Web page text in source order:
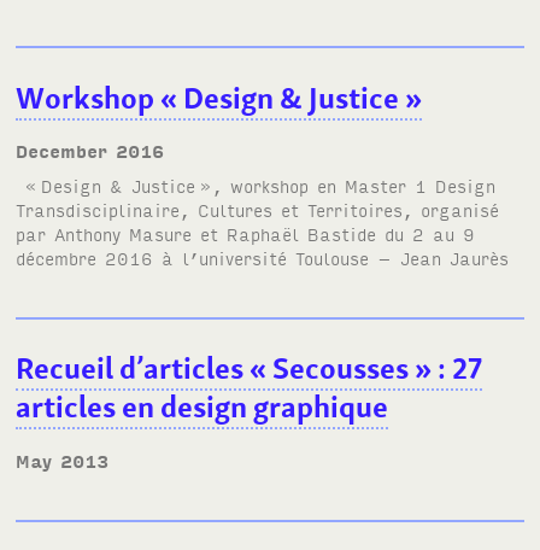
Workshop « Design & Justice »
December 2016
« Design & Justice », workshop en Master 1 Design
Transdisciplinaire, Cultures et Territoires , organisé
par Anthony Masure et Raphaël Bastide du 2 au 9
décembre 2016 à l’université Toulouse – Jean Jaurès
Recueil d’articles « Secousses»: 27
articles en design graphique
May 2013